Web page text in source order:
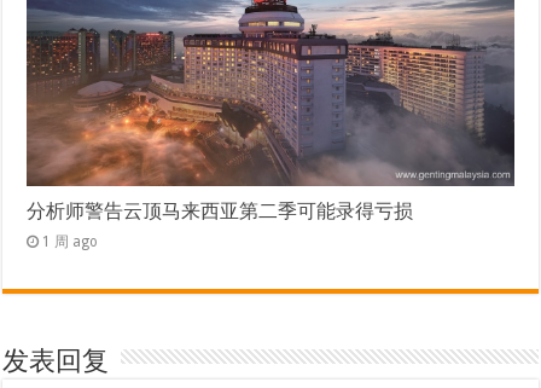
分析师警告云顶马来西亚第二季可能录得亏损
1 周 ago
发表回复